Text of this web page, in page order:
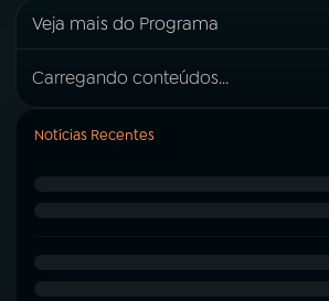
Veja mais do Programa
Carregando conteúdos...
Notícias Recentes